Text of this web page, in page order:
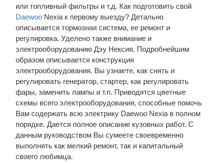
или топливный фильтры и т.д. Как подготовить свой
DaewooNexia к первому выезду? Детально
описывается тормозная система, ее ремонт и
регулировка. Уделено также внимание и
электрооборудованию Дэу Нексия. Подробнейшим
образом описывается конструкция
электрооборудования. Вы узнаете, как снять и
регулировать генератор, стартер, как регулировать
фары, заменить лампы и т.п. Приводятся цветные
схемы всего электрооборудования, способные помочь
Вам содержать всю электрику Daewoo Nexia в полном
порядке. Дается полное описание кузовных работ. С
данным руководством Вы сумеете своевременно
выполнять как мелкий ремонт, так и капитальный
своего любимца.